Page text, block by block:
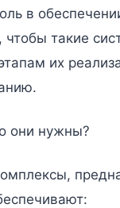
в
такие
их
они нужны?